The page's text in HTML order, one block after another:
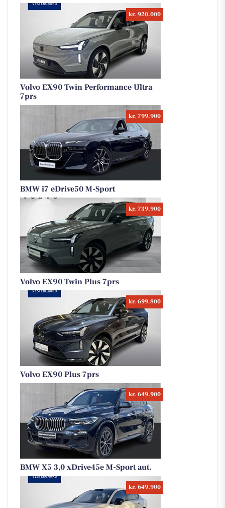
kr. 920.000
Volvo EX90 Twin Performance Ultra
7prs
kr. 799.900
BMW i7 eDrive50 M-Sport
kr. 739.900
Volvo EX90 Twin Plus 7prs
kr. 699.800
Volvo EX90 Plus 7prs
kr. 649.900
BMW X5 3,0 xDrive45e M-Sport aut.
kr. 649.900